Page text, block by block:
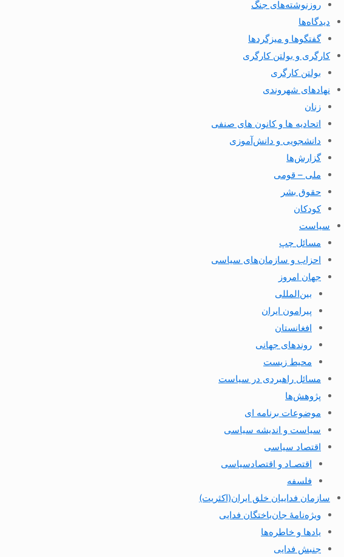
روزنوشته‌های جنگ
دیدگاه‌ها
گفتگوها و میزگردها
کارگری و بولتن کارگری
بولتن کارگری
نهادهای شهروندی
زنان
اتحادیه ها و کانون های صنفی
دانشجویی و دانش‌آموزی
گزارش‌ها
ملی – قومی
حقوق بشر
کودکان
سیاست
مسائل چپ
احزاب و سازمان‌های سیاسی
جهان امروز
بین‌المللی
پیرامون ایران
افغانستان
روندهای جهانی
محیط زیست
مسائل راهبردی در سیاست
پژوهش‌ها
موضوعات برنامه ای
سیاست و اندیشه سیاسی
اقتصاد سیاسی
اقتصـاد و اقتصاد‌سیاسی
فلسفه
سازمان فداییان خلق ایران(اکثریت)
ویژه‌نامهٔ جان‌باختگان فدایی
یادها و خاطره‌ها
جنبش فدایی